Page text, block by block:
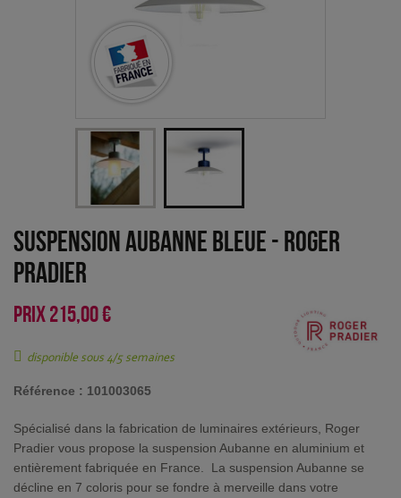
Suspension Aubanne Bleue - Roger
Pradier
PRIX215,00 €
disponible sous 4/5 semaines
Référence : 101003065
Spécialisé dans la fabrication de luminaires extérieurs, Roger
Pradier vous propose la suspension Aubanne en aluminium et
entièrement fabriquée en France. La suspension Aubanne se
décline en 7 coloris pour se fondre à merveille dans votre